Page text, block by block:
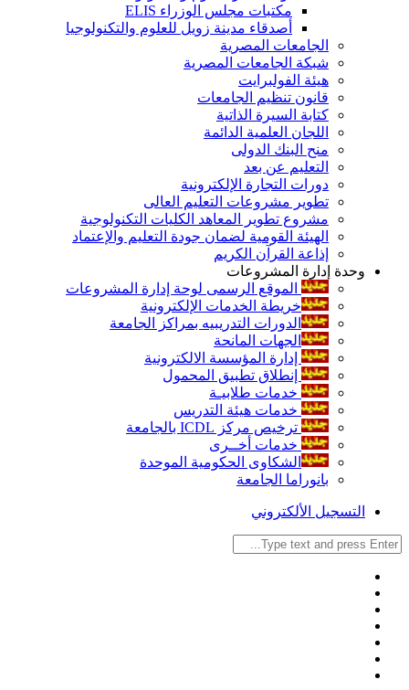
مكتبات مجلس الوزراء ELIS
أصدقاء مدينة زويل للعلوم والتكنولوجيا
الجامعات المصرية
شبكة الجامعات المصرية
هيئة الفولبرايت
قانون تنظيم الجامعات
كتابة السيرة الذاتية
اللجان العلمية الدائمة
منح البنك الدولى
التعليم عن بعد
دورات التجارة الإلكترونية
تطوير مشروعات التعليم العالى
مشروع تطوير المعاهد الكليات التكنولوجية
الهيئة القومية لضمان جودة التعليم والإعتماد
إذاعة القرآن الكريم
وحدة إدارة المشروعات
الموقع الرسمى لوحة إدارة المشروعات
خريطة الخدمات الإلكترونية
الدورات التدريبيه بمراكز الجامعة
الجهات المانحة
إدارة المؤسسة الالكترونية
إنطلاق تطبيق المحمول
خدمات طلابيـة
خدمات هيئة التدريس
ترخيص مركز ICDL بالجامعة
خدمات أخــرى
الشكاوى الحكومية الموحدة
بانوراما الجامعة
التسجيل الألكتروني